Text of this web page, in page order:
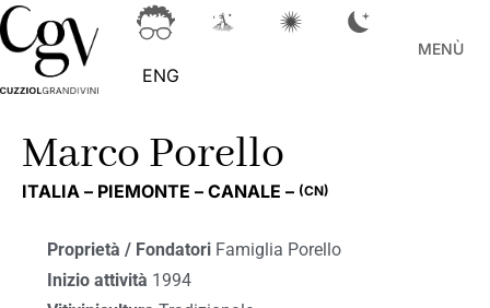
ENG
MENÙ
Marco Porello
ITALIA – PIEMONTE – CANALE – (CN)
Proprietà / Fondatori Famiglia Porello
Inizio attività 1994